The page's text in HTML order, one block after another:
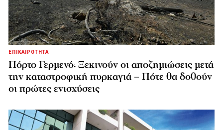
ΕΠΙΚΑΙΡΟΤΗΤΑ
Πόρτο Γερμενό: Ξεκινούν οι αποζημιώσεις μετά
την καταστροφική πυρκαγιά – Πότε θα δοθούν
οι πρώτες ενισχύσεις